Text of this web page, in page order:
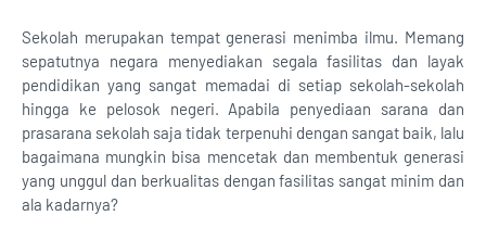
Sekolah merupakan tempat generasi menimba ilmu. Memang
sepatutnya negara menyediakan segala fasilitas dan layak
pendidikan yang sangat memadai di setiap sekolah-sekolah
hingga ke pelosok negeri. Apabila penyediaan sarana dan
prasarana sekolah saja tidak terpenuhi dengan sangat baik, lalu
bagaimana mungkin bisa mencetak dan membentuk generasi
yang unggul dan berkualitas dengan fasilitas sangat minim dan
ala kadarnya?